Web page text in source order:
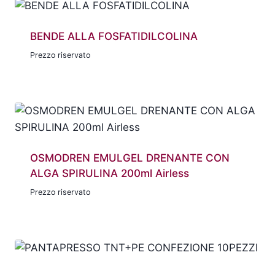
BENDE ALLA FOSFATIDILCOLINA
Prezzo riservato
OSMODREN EMULGEL DRENANTE CON
ALGA SPIRULINA 200ml Airless
Prezzo riservato